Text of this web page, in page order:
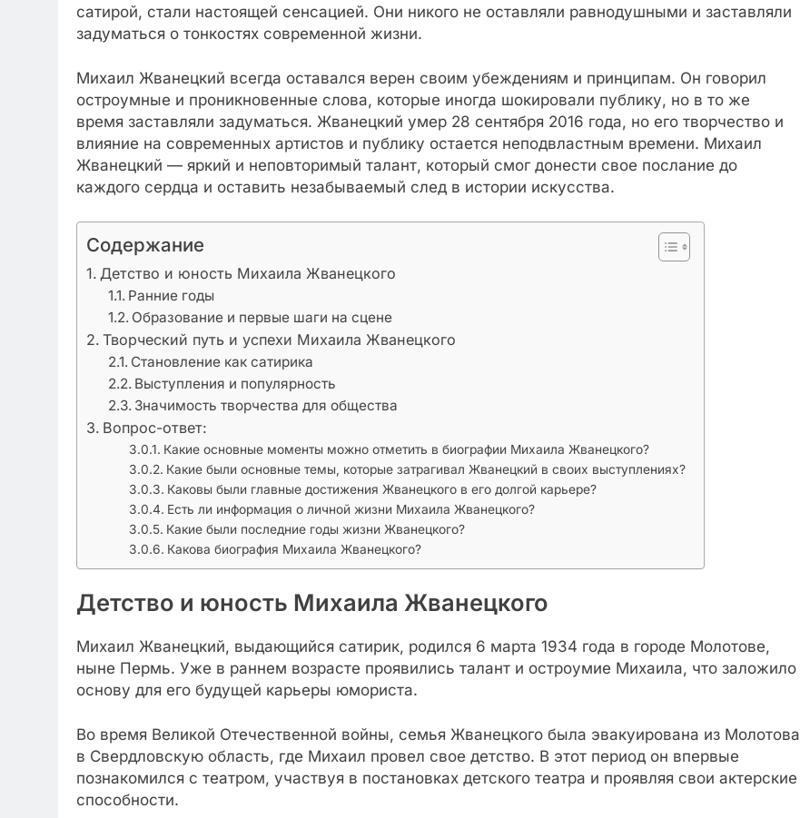
сатирой, стали настоящей сенсацией. Они никого не оставляли равнодушными и заставляли
задуматься о тонкостях современной жизни.
Михаил Жванецкий всегда оставался верен своим убеждениям и принципам. Он говорил
остроумные и проникновенные слова, которые иногда шокировали публику, но в то же
время заставляли задуматься. Жванецкий умер 28 сентября 2016 года, но его творчество и
влияние на современных артистов и публику остается неподвластным времени. Михаил
Жванецкий — яркий и неповторимый талант, который смог донести свое послание до
каждого сердца и оставить незабываемый след в истории искусства.
Содержание
Детство и юность Михаила Жванецкого
Ранние годы
Образование и первые шаги на сцене
Творческий путь и успехи Михаила Жванецкого
Становление как сатирика
Выступления и популярность
Значимость творчества для общества
Вопрос-ответ:
Какие основные моменты можно отметить в биографии Михаила Жванецкого?
Какие были основные темы, которые затрагивал Жванецкий в своих выступлениях?
Каковы были главные достижения Жванецкого в его долгой карьере?
Есть ли информация о личной жизни Михаила Жванецкого?
Какие были последние годы жизни Жванецкого?
Какова биография Михаила Жванецкого?
Детство и юность Михаила Жванецкого
Михаил Жванецкий, выдающийся сатирик, родился 6 марта 1934 года в городе Молотове,
ныне Пермь. Уже в раннем возрасте проявились талант и остроумие Михаила, что заложило
основу для его будущей карьеры юмориста.
Во время Великой Отечественной войны, семья Жванецкого была эвакуирована из Молотова
в Свердловскую область, где Михаил провел свое детство. В этот период он впервые
познакомился с театром, участвуя в постановках детского театра и проявляя свои актерские
способности.